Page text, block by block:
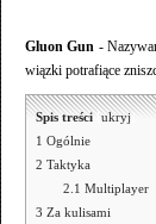
Gluon Gun -
wiązki potrafiące
Spis treści ukryj ]
1 Ogólnie
2 Taktyka
2.1 Multiplayer
3 Za kulisami